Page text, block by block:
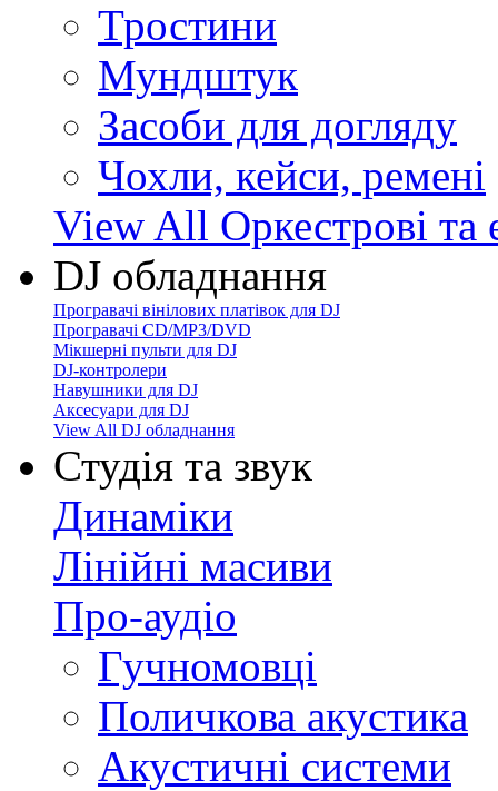
Тростини
Мундштук
Засоби для догляду
Чохли, кейси, ремені
View All Оркестрові та
DJ обладнання
Програвачі вінілових платівок для DJ
Програвачі CD/MP3/DVD
Мікшерні пульти для DJ
DJ-контролери
Навушники для DJ
Аксесуари для DJ
View All DJ обладнання
Студія та звук
Динаміки
Лінійні масиви
Про-аудіо
Гучномовці
Поличкова акустика
Акустичні системи